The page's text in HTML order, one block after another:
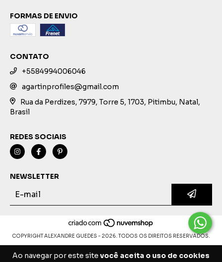
Ao navegar por este site você aceita o uso de cookies
FORMAS DE ENVIO
CONTATO
+5584994006046
agartinprofiles@gmail.com
Rua da Perdizes, 7979, Torre 5, 1703, Pitimbu, Natal,
Brasil
REDES SOCIAIS
NEWSLETTER
COPYRIGHT ALEXANDRE GUEDES - 2026. TODOS OS DIREITOS RESERVADOS.